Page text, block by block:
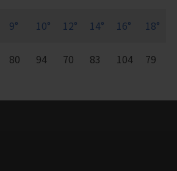
9° 10° 12° 14° 16° 18°
80 94 70 83 104 79